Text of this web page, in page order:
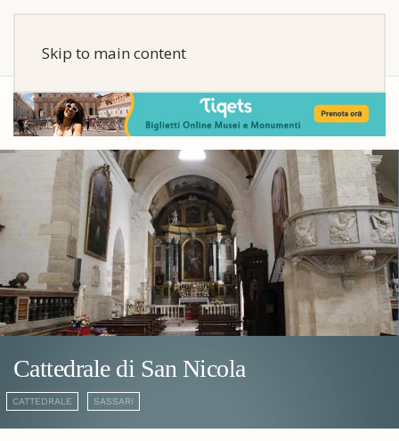
Skip to main content
Cattedrale di San Nicola
CATTEDRALE SASSARI